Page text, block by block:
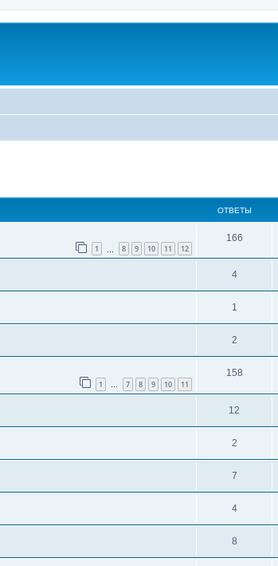
ОТВЕТЫ
1 8 9 10 11 12
166
4
1
2
1 … 7 8 9 10 11
158
12
2
7
4
8